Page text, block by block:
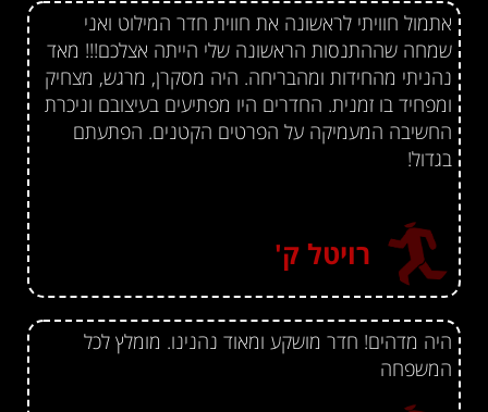
אתמול חוויתי לראשונה את חווית חדר המילוט ואני
שמחה שההתנסות הראשונה שלי הייתה אצלכם!!! מאד
נהניתי מהחידות ומהבריחה. היה מסקרן, מרגש, מצחיק
ומפחיד בו זמנית. החדרים היו מפתיעים בעיצובם וניכרת
החשיבה המעמיקה על הפרטים הקטנים. הפתעתם
בגדול!
רויטל ק'
היה מדהים! חדר מושקע ומאוד נהנינו. מומלץ לכל
המשפחה